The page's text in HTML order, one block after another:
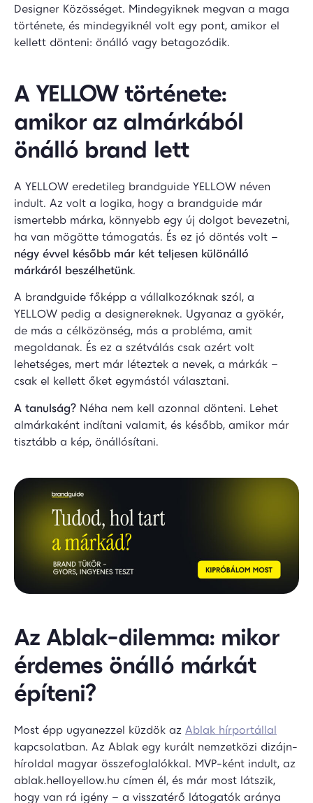
Designer Közösséget. Mindegyiknek megvan a maga
története, és mindegyiknél volt egy pont, amikor el
kellett dönteni: önálló vagy betagozódik.
A YELLOW története:
amikor az almárkából
önálló brand lett
A YELLOW eredetileg brandguide YELLOW néven
indult. Az volt a logika, hogy a brandguide már
ismertebb márka, könnyebb egy új dolgot bevezetni,
ha van mögötte támogatás. És ez jó döntés volt –
négy évvel később már két teljesen különálló
márkáról beszélhetünk.
A brandguide főképp a vállalkozóknak szól, a
YELLOW pedig a designereknek. Ugyanaz a gyökér,
de más a célközönség, más a probléma, amit
megoldanak. És ez a szétválás csak azért volt
lehetséges, mert már léteztek a nevek, a márkák –
csak el kellett őket egymástól választani.
A tanulság? Néha nem kell azonnal dönteni. Lehet
almárkaként indítani valamit, és később, amikor már
tisztább a kép, önállósítani.
Az Ablak-dilemma: mikor
érdemes önálló márkát
építeni?
Most épp ugyanezzel küzdök az Ablak hírportállal
kapcsolatban. Az Ablak egy kurált nemzetközi dizájn-
híroldal magyar összefoglalókkal. MVP-ként indult, az
ablak.helloyellow.hu címen él, és már most látszik,
hogy van rá igény – a visszatérő látogatók aránya